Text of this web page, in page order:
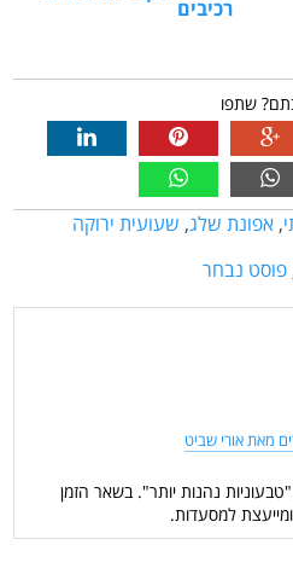
רכיבים
שתפו
, אפונת שלג, שעועית ירוקה
פוסט נבחר
מאת אורי שביט
נהנות יותר". בשאר הזמן
למסעדות.